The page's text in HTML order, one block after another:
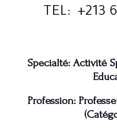
TEL: +213
Specialté: Activité
Profession: